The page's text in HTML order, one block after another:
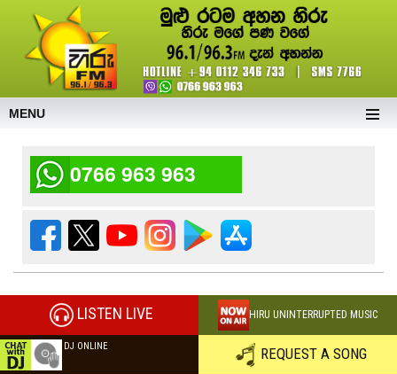
MENU
0766 963 963
LISTEN LIVE HIRU UNINTERRUPTED MUSIC
DJ ONLINE REQUEST A SONG